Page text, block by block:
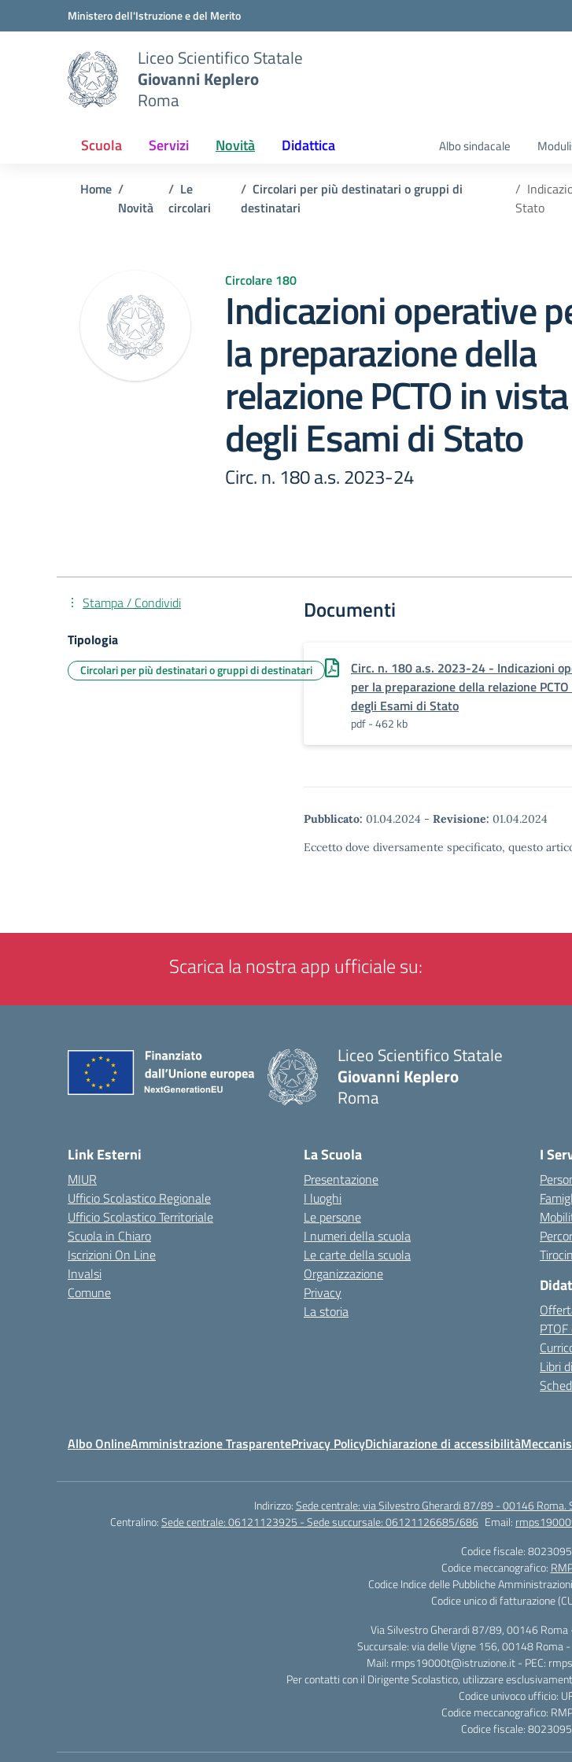
Vai ai contenuti
Vai al menu di navigazioneMinistero dell'Istruzione e del Merito
Liceo Scientifico Statale
Giovanni Keplero
Roma
Scuola Servizi Novità Didattica Albo sindacale
Home
Novità
Le
circolari
Circolari per più destinatari o gruppi di
destinatari
Stato
Circolare 180
Indicazioni operative
la preparazione della
relazione PCTO in vista
degli Esami di Stato
Circ. n. 180 a.s. 2023-24
Documenti
Circ. n. 180 a.s. 2023-24 - Indicazioni
per la preparazione della relazione
degli Esami di Stato
pdf - 462 kb
Pubblicato: 01.04.2024 - Revisione: 01.04.2024
Eccetto dove diversamente specificato, questo
Stampa / Condividi
Tipologia
Circolari per più destinatari o gruppi di destinatari
Scarica la nostra app ufficiale su:
Liceo Scientifico Statale
Giovanni Keplero
Roma
Link Esterni
MIUR
Ufficio Scolastico Regionale
Ufficio Scolastico Territoriale
Scuola in Chiaro
Iscrizioni On Line
Invalsi
Comune
La Scuola
Presentazione
I luoghi
Le persone
I numeri della scuola
Le carte della scuola
Organizzazione
Privacy
La storia
I
Libri
Albo OnlineAmministrazione TrasparentePrivacy PolicyDichiarazione di accessibilità
Indirizzo:Sede centrale: via Silvestro Gherardi 87/89 - 00146
Centralino:Sede centrale: 06121123925 - Sede succursale: 06121126685/686 Email:
Codice fiscale:
Codice meccanografico:
Codice Indice delle Pubbliche
Codice unico di fatturazione
Via Silvestro Gherardi 87/89, 00146 Roma
Succursale: via delle Vigne 156, 00148 Roma
Mail: rmps19000t@istruzione.it - PEC:
Per contatti con il Dirigente Scolastico, utilizzare
Codice univoco ufficio:
Codice meccanografico:
Codice fiscale: